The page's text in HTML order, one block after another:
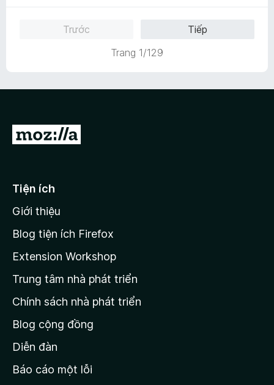
Trước
Tiếp
Trang 1/129
Đ
ế
t
r
n
g
c
ủ
M
o
Tiện ích
Giới thiệu
Blog tiện ích Firefox
Extension Workshop
Trung tâm nhà phát triển
Chính sách nhà phát triển
Blog cộng đồng
Diễn đàn
Báo cáo một lỗi